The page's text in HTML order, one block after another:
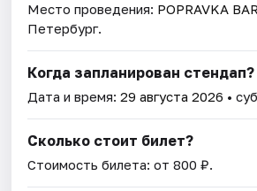
Место проведения: POPRAVKA BAR
Петербург.
Когда запланирован стендап?
Дата и время:29 августа 2026 •
Сколько стоит билет?
Стоимость билета: от 800 ₽.